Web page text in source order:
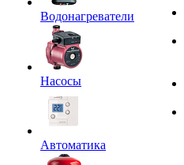
Водонагреватели
Насосы
Автоматика